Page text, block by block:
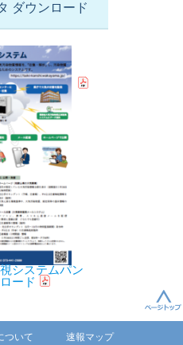
ダウンロード
システムパン
ード
ついて 速報マップ